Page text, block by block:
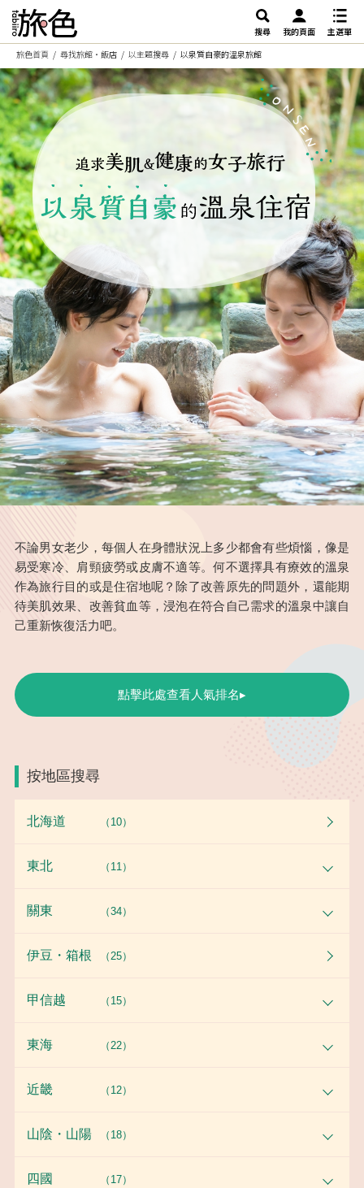
搜尋 我的頁面
主選單
旅色首頁
尋找旅館・飯店 以主題搜尋 以泉質自豪的溫泉旅館
不論男女老少，每個人在身體狀況上多少都會有些煩惱，像是
易受寒冷、肩頸疲勞或皮膚不適等。何不選擇具有療效的溫泉
作為旅行目的或是住宿地呢？除了改善原先的問題外，還能期
待美肌效果、改善貧血等，浸泡在符合自己需求的溫泉中讓自
己重新恢復活力吧。
點擊此處查看人氣排名▸
按地區搜尋
北海道 （10）
東北 （11）
關東 （34）
伊豆・箱根 （25）
甲信越 （15）
東海 （22）
近畿 （12）
山陰・山陽 （18）
四國 （17）